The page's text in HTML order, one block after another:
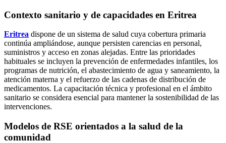
Contexto sanitario y de capacidades en Eritrea
Eritrea dispone de un sistema de salud cuya cobertura primaria
continúa ampliándose, aunque persisten carencias en personal,
suministros y acceso en zonas alejadas. Entre las prioridades
habituales se incluyen la prevención de enfermedades infantiles, los
programas de nutrición, el abastecimiento de agua y saneamiento, la
atención materna y el refuerzo de las cadenas de distribución de
medicamentos. La capacitación técnica y profesional en el ámbito
sanitario se considera esencial para mantener la sostenibilidad de las
intervenciones.
Modelos de RSE orientados a la salud de la
comunidad